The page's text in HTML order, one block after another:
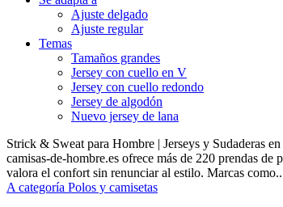
Ajuste delgado
Ajuste regular
Temas
Tamaños grandes
Jersey con cuello en V
Jersey con cuello redondo
Jersey de algodón
Nuevo jersey de lana
Strick & Sweat para Hombre | Jerseys y Sudaderas
camisas-de-hombre.es ofrece más de 220 prendas de
valora el confort sin renunciar al estilo. Marcas
A categoría Polos y camisetas